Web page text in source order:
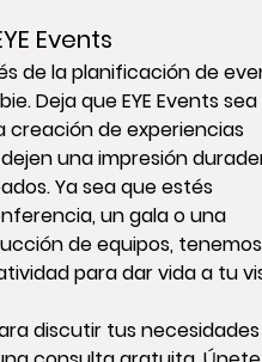
Events
de la planificación de
Deja que EYE Events
creación de experiencias
una impresión
Ya sea que estés
, un gala o una
de equipos,
para dar vida a tu
discutir tus